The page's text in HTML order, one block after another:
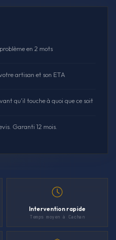
en 2 mots
artisan et son ETA
qu'il touche à quoi que ce soit
Garanti 12 mois.
Intervention rapide
Temps moyen à Cachan